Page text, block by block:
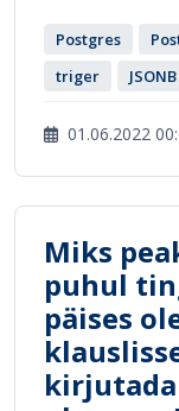
Postgres
triger
JSONB
01.06.2022
Miks
puhul
päises
kirjutada